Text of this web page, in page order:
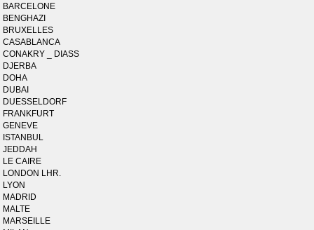
BARCELONE
BENGHAZI
BRUXELLES
CASABLANCA
CONAKRY _ DIASS
DJERBA
DOHA
DUBAI
DUESSELDORF
FRANKFURT
GENEVE
ISTANBUL
JEDDAH
LE CAIRE
LONDON LHR.
LYON
MADRID
MALTE
MARSEILLE